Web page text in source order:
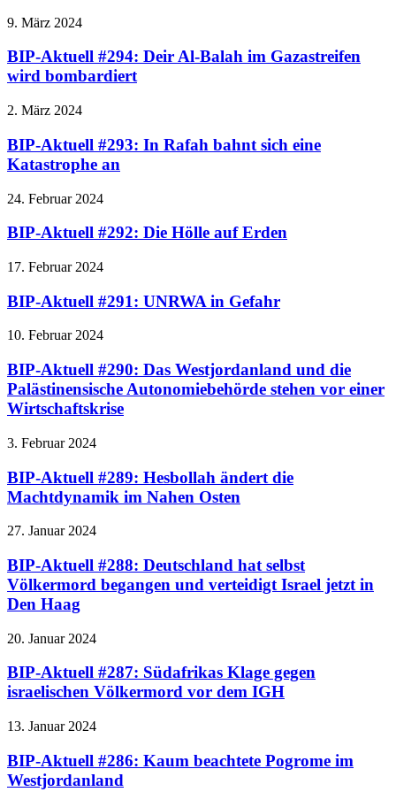
9. März 2024
BIP-Aktuell #294: Deir Al-Balah im Gazastreifen
wird bombardiert
2. März 2024
BIP-Aktuell #293: In Rafah bahnt sich eine
Katastrophe an
24. Februar 2024
BIP-Aktuell #292: Die Hölle auf Erden
17. Februar 2024
BIP-Aktuell #291: UNRWA in Gefahr
10. Februar 2024
BIP-Aktuell #290: Das Westjordanland und die
Palästinensische Autonomiebehörde stehen vor einer
Wirtschaftskrise
3. Februar 2024
BIP-Aktuell #289: Hesbollah ändert die
Machtdynamik im Nahen Osten
27. Januar 2024
BIP-Aktuell #288: Deutschland hat selbst
Völkermord begangen und verteidigt Israel jetzt in
Den Haag
20. Januar 2024
BIP-Aktuell #287: Südafrikas Klage gegen
israelischen Völkermord vor dem IGH
13. Januar 2024
BIP-Aktuell #286: Kaum beachtete Pogrome im
Westjordanland